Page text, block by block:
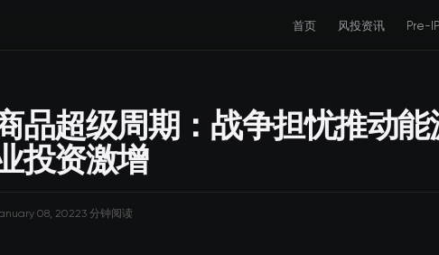
首页 风投资讯 Pre-
品超级周期：战争担忧推动能
投资激增
08, 20223 分钟阅读